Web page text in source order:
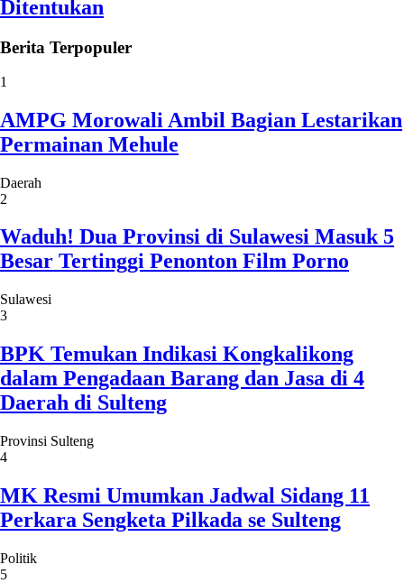
Ditentukan
Berita Terpopuler
1
AMPG Morowali Ambil Bagian Lestarikan
Permainan Mehule
Daerah
2
Waduh! Dua Provinsi di Sulawesi Masuk 5
Besar Tertinggi Penonton Film Porno
Sulawesi
3
BPK Temukan Indikasi Kongkalikong
dalam Pengadaan Barang dan Jasa di 4
Daerah di Sulteng
Provinsi Sulteng
4
MK Resmi Umumkan Jadwal Sidang 11
Perkara Sengketa Pilkada se Sulteng
Politik
5